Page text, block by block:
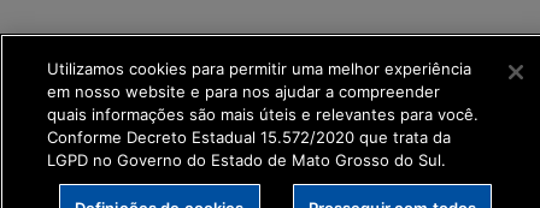
get_footer();
Utilizamos cookies para permitir uma melhor experiência
em nosso website e para nos ajudar a compreender
quais informações são mais úteis e relevantes para você.
Conforme Decreto Estadual 15.572/2020 que trata da
LGPD no Governo do Estado de Mato Grosso do Sul.